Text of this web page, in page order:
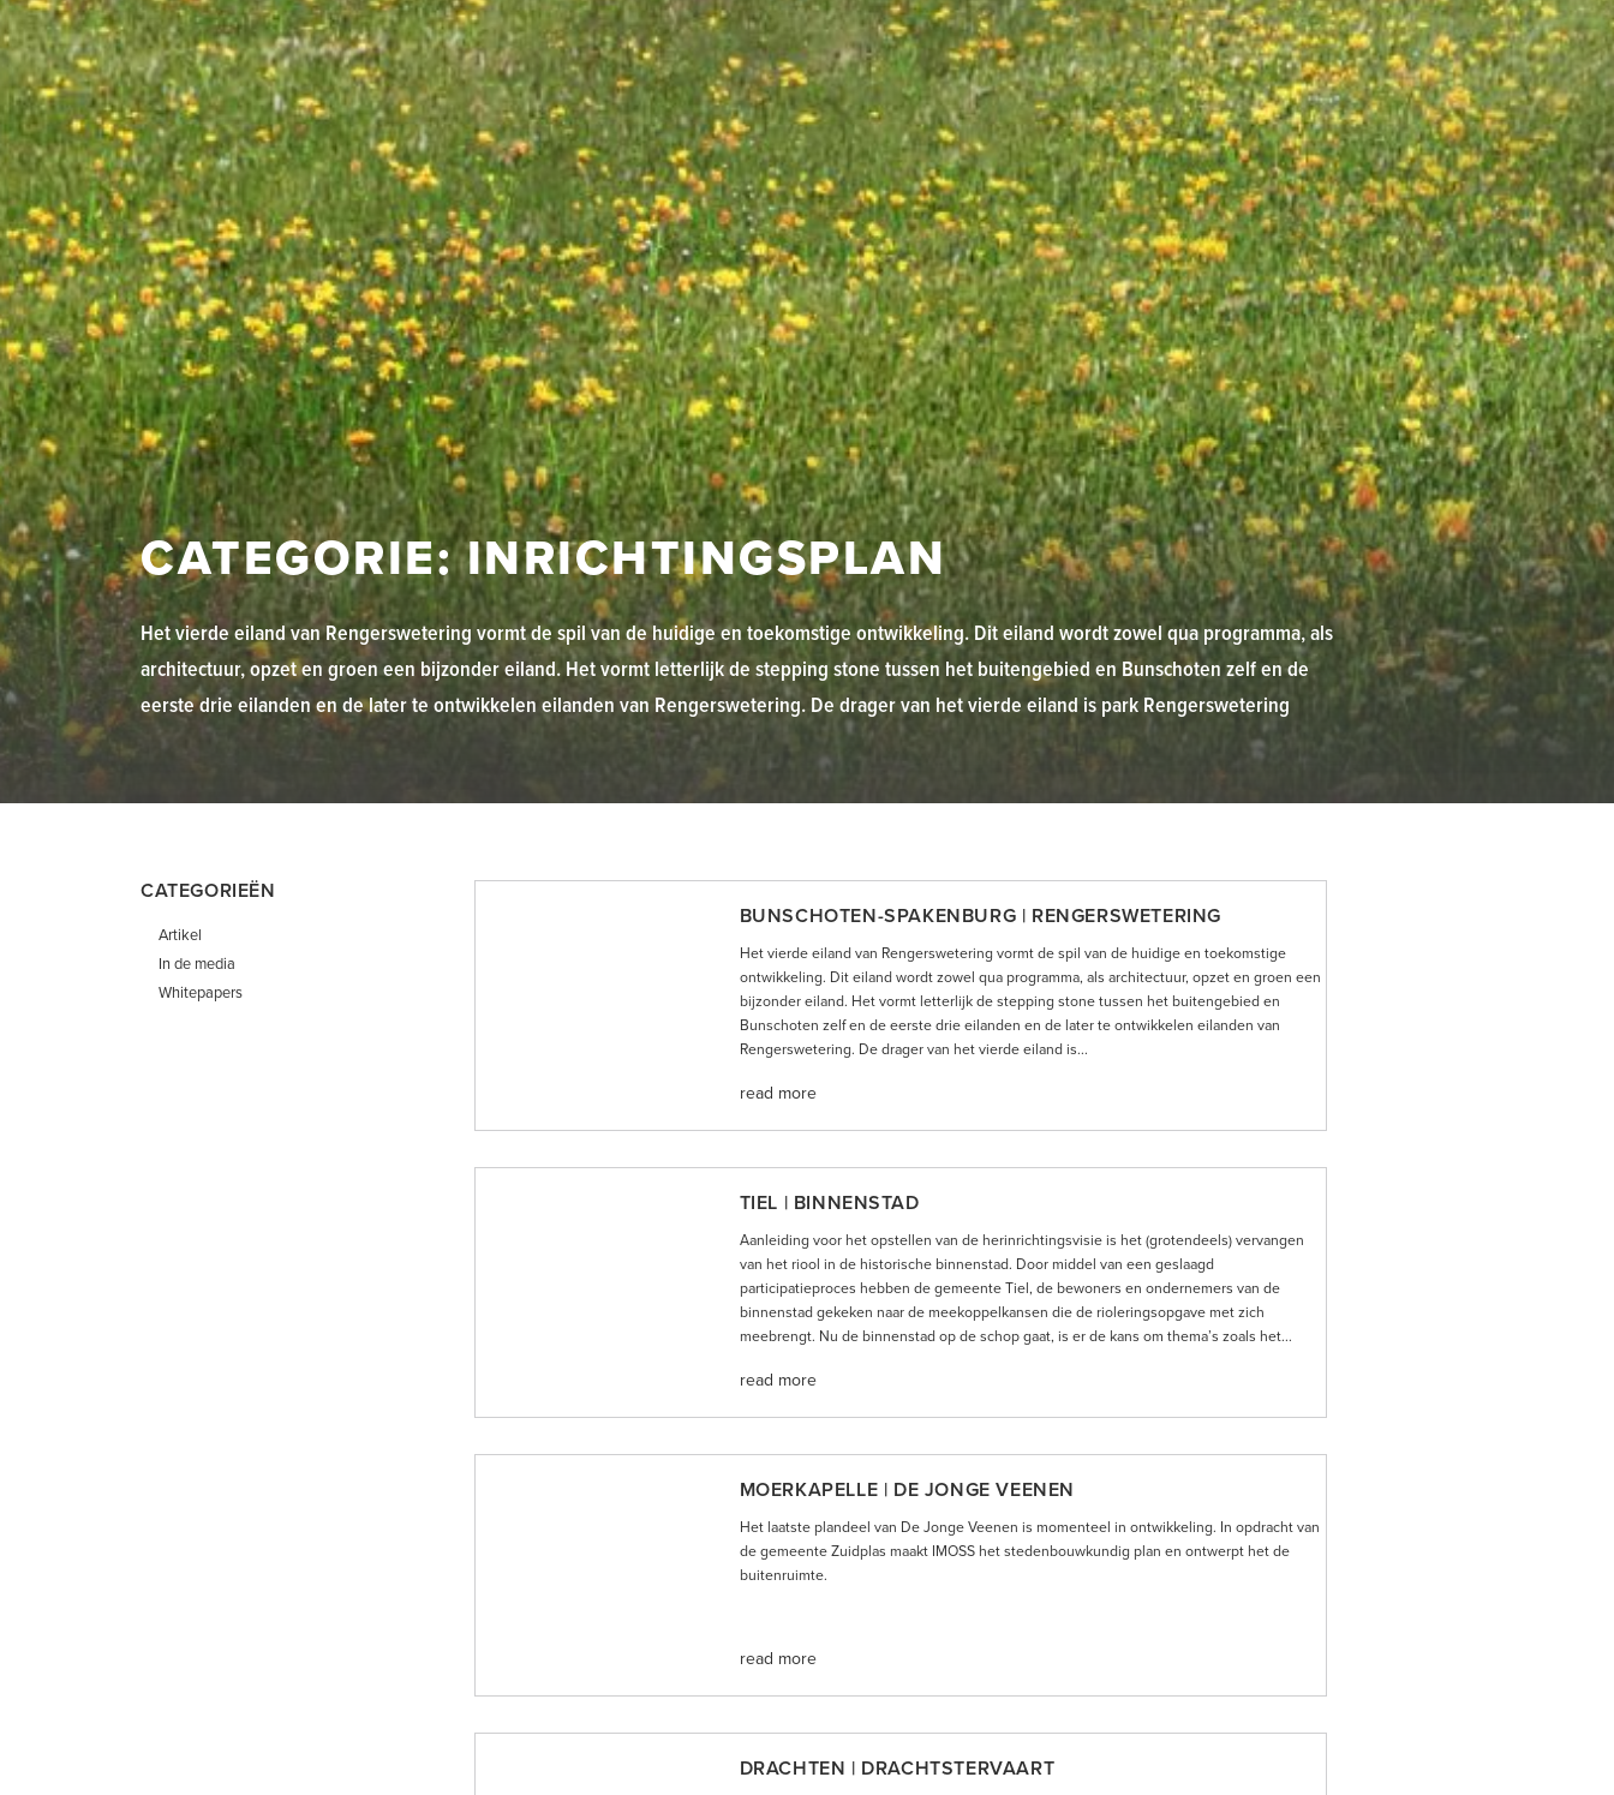
CATEGORIE:INRICHTINGSPLAN
Het vierde eiland van Rengerswetering vormt de spil van de huidige en toekomstige ontwikkeling. Dit eiland wordt zowel qua programma, als
architectuur, opzet en groen een bijzonder eiland. Het vormt letterlijk de stepping stone tussen het buitengebied en Bunschoten zelf en de
eerste drie eilanden en de later te ontwikkelen eilanden van Rengerswetering. De drager van het vierde eiland is park Rengerswetering
CATEGORIEËN
Artikel
In de media
Whitepapers
BUNSCHOTEN-SPAKENBURG | RENGERSWETERING
Het vierde eiland van Rengerswetering vormt de spil van de huidige en toekomstige
ontwikkeling. Dit eiland wordt zowel qua programma, als architectuur, opzet en groen een
bijzonder eiland. Het vormt letterlijk de stepping stone tussen het buitengebied en
Bunschoten zelf en de eerste drie eilanden en de later te ontwikkelen eilanden van
Rengerswetering. De drager van het vierde eiland is...
read more
TIEL | BINNENSTAD
Aanleiding voor het opstellen van de herinrichtingsvisie is het (grotendeels) vervangen
van het riool in de historische binnenstad. Door middel van een geslaagd
participatieproces hebben de gemeente Tiel, de bewoners en ondernemers van de
binnenstad gekeken naar de meekoppelkansen die de rioleringsopgave met zich
meebrengt. Nu de binnenstad op de schop gaat, is er de kans om thema’s zoals het...
read more
MOERKAPELLE | DE JONGE VEENEN
Het laatste plandeel van De Jonge Veenen is momenteel in ontwikkeling. In opdracht van
de gemeente Zuidplas maakt IMOSS het stedenbouwkundig plan en ontwerpt het de
buitenruimte.
read more
DRACHTEN | DRACHTSTERVAART